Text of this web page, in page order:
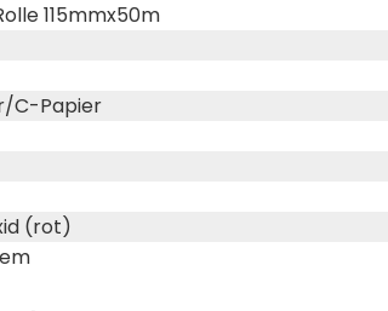
115mmx50m
C-Papier
(rot)